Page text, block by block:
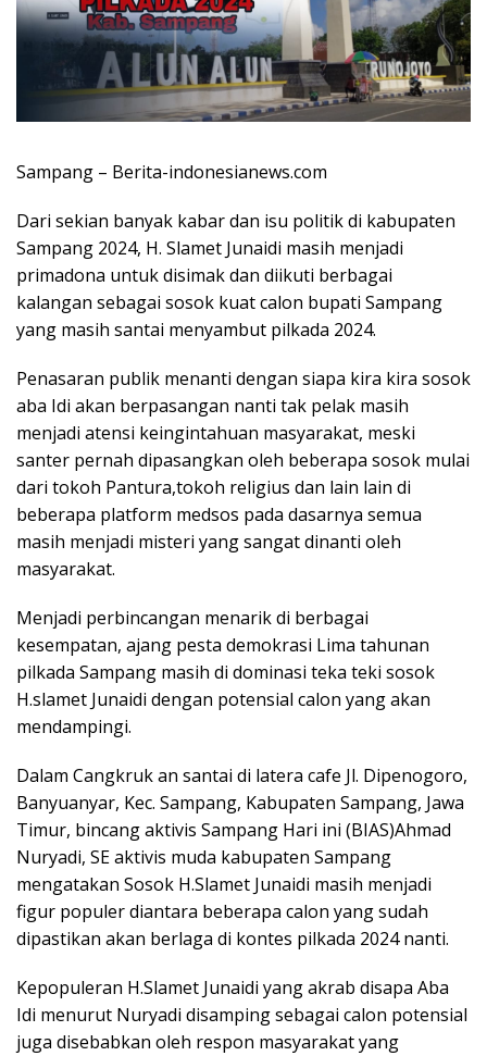
Sampang – Berita-indonesianews.com
Dari sekian banyak kabar dan isu politik di kabupaten
Sampang 2024, H. Slamet Junaidi masih menjadi
primadona untuk disimak dan diikuti berbagai
kalangan sebagai sosok kuat calon bupati Sampang
yang masih santai menyambut pilkada 2024.
Penasaran publik menanti dengan siapa kira kira sosok
aba Idi akan berpasangan nanti tak pelak masih
menjadi atensi keingintahuan masyarakat, meski
santer pernah dipasangkan oleh beberapa sosok mulai
dari tokoh Pantura,tokoh religius dan lain lain di
beberapa platform medsos pada dasarnya semua
masih menjadi misteri yang sangat dinanti oleh
masyarakat.
Menjadi perbincangan menarik di berbagai
kesempatan, ajang pesta demokrasi Lima tahunan
pilkada Sampang masih di dominasi teka teki sosok
H.slamet Junaidi dengan potensial calon yang akan
mendampingi.
Dalam Cangkruk an santai di latera cafe Jl. Dipenogoro,
Banyuanyar, Kec. Sampang, Kabupaten Sampang, Jawa
Timur, bincang aktivis Sampang Hari ini (BIAS)Ahmad
Nuryadi, SE aktivis muda kabupaten Sampang
mengatakan Sosok H.Slamet Junaidi masih menjadi
figur populer diantara beberapa calon yang sudah
dipastikan akan berlaga di kontes pilkada 2024 nanti.
Kepopuleran H.Slamet Junaidi yang akrab disapa Aba
Idi menurut Nuryadi disamping sebagai calon potensial
juga disebabkan oleh respon masyarakat yang